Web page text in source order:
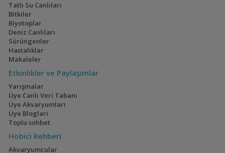
Tatlı Su Canlıları
Bitkiler
Biyotoplar
Deniz Canlıları
Sürüngenler
Hastalıklar
Makaleler
Etkinlikler ve Paylaşımlar
Yarışmalar
Üye Canlı Veri Tabanı
Üye Akvaryumları
Üye Blogları
Toplu sohbet
Hobici Rehberi
Akvaryumcular